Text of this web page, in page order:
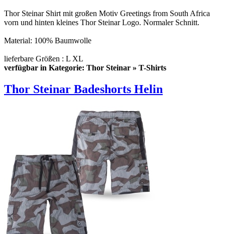
Thor Steinar Shirt mit großen Motiv Greetings from South Africa
vorn und hinten kleines Thor Steinar Logo. Normaler Schnitt.
Material: 100% Baumwolle
lieferbare Größen : L XL
verfügbar in Kategorie: Thor Steinar » T-Shirts
Thor Steinar Badeshorts Helin